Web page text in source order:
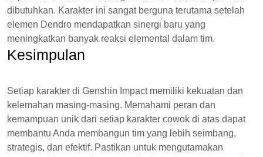
dibutuhkan. Karakter ini sangat berguna terutama setelah
elemen Dendro mendapatkan sinergi baru yang
meningkatkan banyak reaksi elemental dalam tim.
Kesimpulan
Setiap karakter di Genshin Impact memiliki kekuatan dan
kelemahan masing-masing. Memahami peran dan
kemampuan unik dari setiap karakter cowok di atas dapat
membantu Anda membangun tim yang lebih seimbang,
strategis, dan efektif. Pastikan untuk mengutamakan